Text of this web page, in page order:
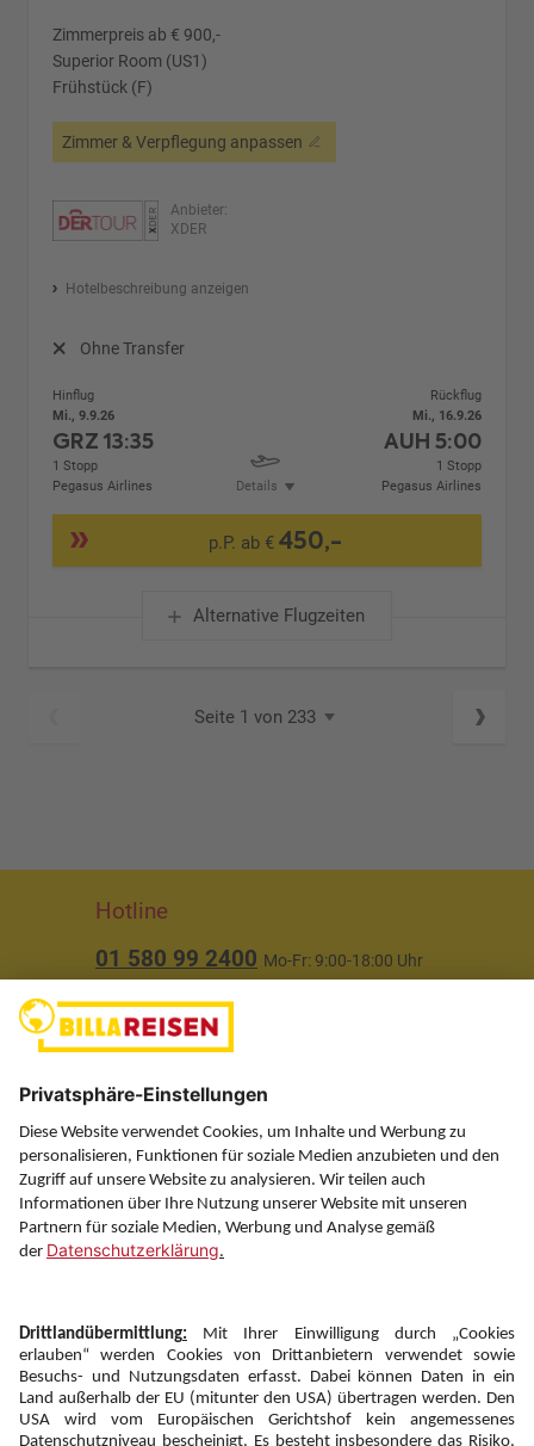
Zimmerpreis ab € 900,-
Superior Room (US1)
Frühstück (F)
Zimmer & Verpflegung anpassen
Anbieter:
XDER
Hotelbeschreibung anzeigen
Ohne Transfer
Hinflug
Mi., 9.9.26
GRZ13:35
1 Stopp
Pegasus Airlines
Details
Rückflug
Mi., 16.9.26
AUH 5:00
1 Stopp
Pegasus Airlines
p.P. ab €450,-
Alternative Flugzeiten
Seite 1 von 233
Hotline
01 580 99 2400 Mo-Fr: 9:00-18:00 Uhr
Über uns
Service
Information
Folgen Sie uns auf
Newsletter: